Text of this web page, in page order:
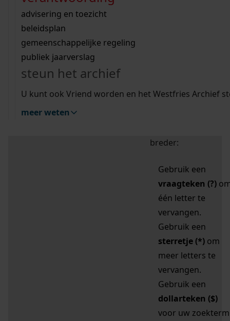
bouwvergunningen
omgevingsvergunningen
vergunningen
beeld en geluid
uitleg nodig?
Wij helpen u op weg met een aantal zoektips.
bekijk alle zoektips
Wij helpen u op weg met een aantal zoektips.
bekijk alle zoektips
bekijk ons geschiedenislokaal
advisering en toezicht
beleidsplan
gemeenschappelijke regeling
publiek jaarverslag
steun het archief
U kunt ook Vriend worden en het Westfries Archief
meer weten
zoektips
Mijn Studiezaal (inloggen)
uw zoekopdracht te
breder:
Gebruik een
vraagteken (?)
één letter te
vervangen.
Gebruik een
sterretje (*) om
meer letters te
vervangen.
Gebruik een
dollarteken ($)
voor uw zoekterm